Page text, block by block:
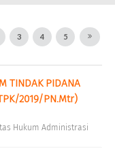
3 4 5
TINDAK PIDANA
2019/PN.Mtr)
Hukum Administrasi